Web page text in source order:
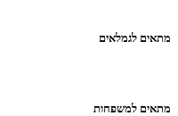
מתאים לגמלאים
מתאים למשפחות